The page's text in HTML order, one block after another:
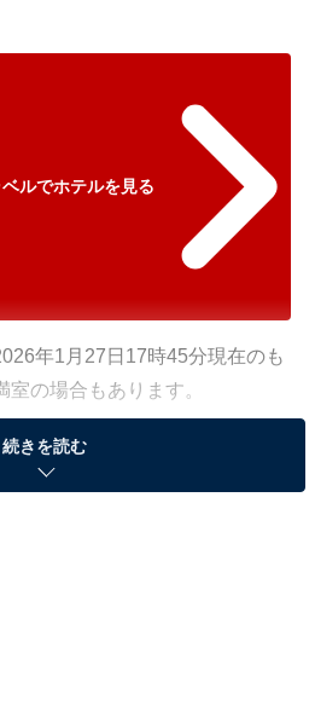
ルでホテルを見る
年1月27日17時45分現在のも
の場合もあります。
入やサービスの利用により、売上の一部が
があります。
続きを読む